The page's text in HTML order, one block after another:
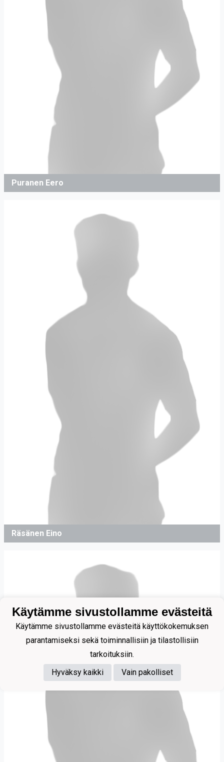
Puranen Eero
Räsänen Eino
Käytämme sivustollamme evästeitä
Käytämme sivustollamme evästeitä käyttökokemuksen
parantamiseksi sekä toiminnallisiin ja tilastollisiin
tarkoituksiin.
Hyväksy kaikki
Vain pakolliset